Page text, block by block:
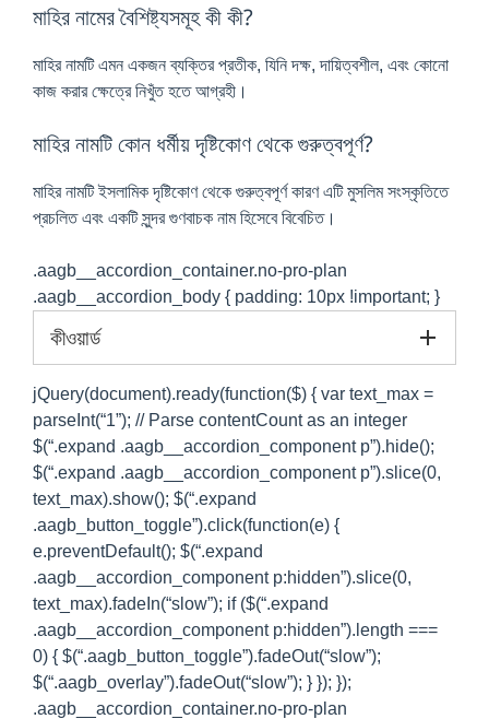
মাহির নামের বৈশিষ্ট্যসমূহ কী কী?
মাহির নামটি এমন একজন ব্যক্তির প্রতীক, যিনি দক্ষ, দায়িত্বশীল, এবং কোনো
কাজ করার ক্ষেত্রে নিখুঁত হতে আগ্রহী।
মাহির নামটি কোন ধর্মীয় দৃষ্টিকোণ থেকে গুরুত্বপূর্ণ?
মাহির নামটি ইসলামিক দৃষ্টিকোণ থেকে গুরুত্বপূর্ণ কারণ এটি মুসলিম সংস্কৃতিতে
প্রচলিত এবং একটি সুন্দর গুণবাচক নাম হিসেবে বিবেচিত।
.aagb__accordion_container.no-pro-plan
.aagb__accordion_body { padding: 10px !important; }
কীওয়ার্ড
jQuery(document).ready(function($) { var text_max =
parseInt(“1”); // Parse contentCount as an integer
$(“.expand .aagb__accordion_component p”).hide();
$(“.expand .aagb__accordion_component p”).slice(0,
text_max).show(); $(“.expand
.aagb_button_toggle”).click(function(e) {
e.preventDefault(); $(“.expand
.aagb__accordion_component p:hidden”).slice(0,
text_max).fadeIn(“slow”); if ($(“.expand
.aagb__accordion_component p:hidden”).length ===
0) { $(“.aagb_button_toggle”).fadeOut(“slow”);
$(“.aagb_overlay”).fadeOut(“slow”); } }); });
.aagb__accordion_container.no-pro-plan